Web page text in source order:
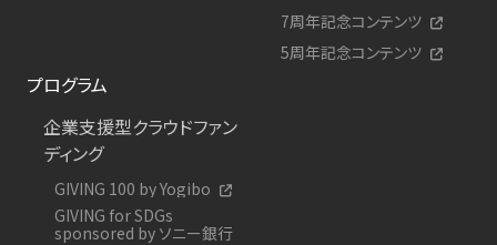
7周年記念コンテンツ
5周年記念コンテンツ
プログラム
企業支援型クラウドファン
ディング
GIVING 100 by Yogibo
GIVING for SDGs
sponsored by ソニー銀行